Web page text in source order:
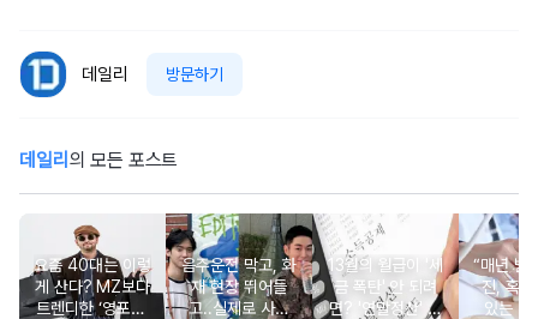
데일리 방문하기
데일리 의 모든 포스트
요즘 40대는 이렇
게 산다? MZ보다
트렌디한 ‘영포티’
음주운전 막고, 화
재 현장 뛰어들
고..실제로 사람
13월의 월급이 '세
금 폭탄' 안 되려
면? '연말정산' 핵
“매년 받
진, 혹시
있는 건